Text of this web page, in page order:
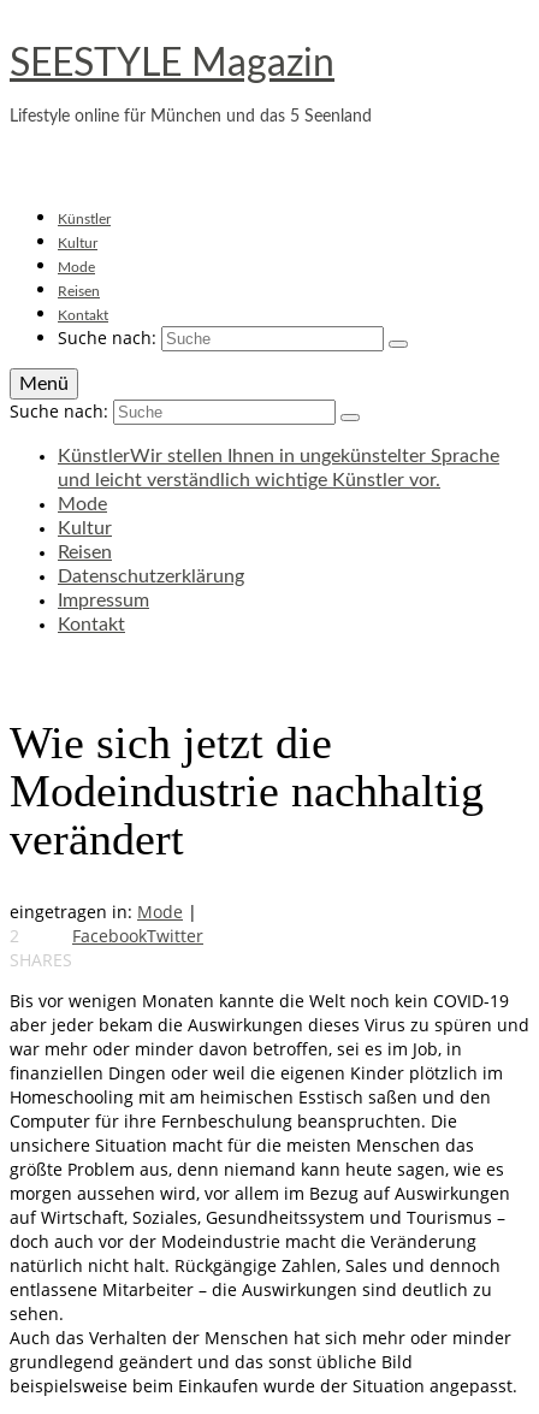
SEESTYLE Magazin
Lifestyle online für München und das 5 Seenland
Künstler
Kultur
Mode
Reisen
Kontakt
Suche nach:
Menü
Suche nach:
KünstlerWir stellen Ihnen in ungekünstelter Sprache
und leicht verständlich wichtige Künstler vor.
Mode
Kultur
Reisen
Datenschutzerklärung
Impressum
Kontakt
Wie sich jetzt die
Modeindustrie nachhaltig
verändert
eingetragen in: Mode |
2
SHARES
FacebookTwitter
Bis vor wenigen Monaten kannte die Welt noch kein COVID-19
aber jeder bekam die Auswirkungen dieses Virus zu spüren und
war mehr oder minder davon betroffen, sei es im Job, in
finanziellen Dingen oder weil die eigenen Kinder plötzlich im
Homeschooling mit am heimischen Esstisch saßen und den
Computer für ihre Fernbeschulung beanspruchten. Die
unsichere Situation macht für die meisten Menschen das
größte Problem aus, denn niemand kann heute sagen, wie es
morgen aussehen wird, vor allem im Bezug auf Auswirkungen
auf Wirtschaft, Soziales, Gesundheitssystem und Tourismus –
doch auch vor der Modeindustrie macht die Veränderung
natürlich nicht halt. Rückgängige Zahlen, Sales und dennoch
entlassene Mitarbeiter – die Auswirkungen sind deutlich zu
sehen.
Auch das Verhalten der Menschen hat sich mehr oder minder
grundlegend geändert und das sonst übliche Bild
beispielsweise beim Einkaufen wurde der Situation angepasst.